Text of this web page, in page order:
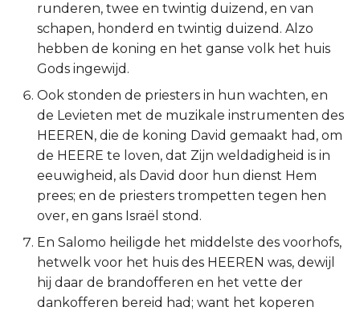
Kolossenzen
1 Thessalonicenzen
2 Thessalonicenzen
1 Timótheüs
2 Timótheüs
Titus
Filémon
Hebreeën
runderen, twee en twintig duizend, en van
schapen, honderd en twintig duizend. Alzo
hebben de koning en het ganse volk het huis
Gods ingewijd.
Ook stonden de priesters in hun wachten, en
de Levieten met de muzikale instrumenten des
HEEREN, die de koning David gemaakt had, om
de HEERE te loven, dat Zijn weldadigheid is in
eeuwigheid, als David door hun dienst Hem
prees; en de priesters trompetten tegen hen
over, en gans Israël stond.
En Salomo heiligde het middelste des voorhofs,
hetwelk voor het huis des HEEREN was, dewijl
hij daar de brandofferen en het vette der
dankofferen bereid had; want het koperen